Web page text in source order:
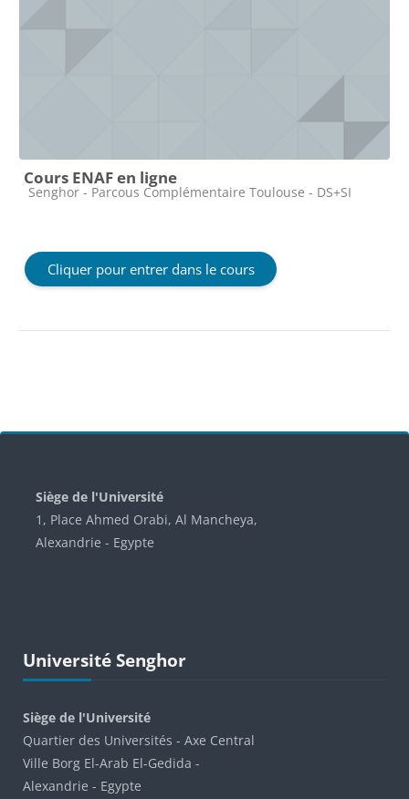
Cours ENAF en ligne
Catégorie de cours
Senghor - Parcous Complémentaire Toulouse - DS+SI
Cliquer pour entrer dans le cours
Siège de l'Université
1, Place Ahmed Orabi, Al Mancheya,
Alexandrie - Egypte
Université Senghor
Siège de l'Université
Quartier des Universités - Axe Central
Ville Borg El-Arab El-Gedida -
Alexandrie - Egypte